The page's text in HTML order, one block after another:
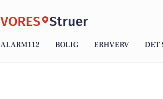
VORES Struer
ALARM112 BOLIG ERHVERV DET